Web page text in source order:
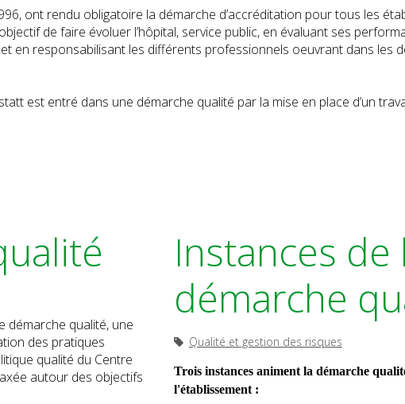
ont rendu obligatoire la démarche d’accréditation pour tous les
de faire évoluer l’hôpital, service public, en évaluant ses
en responsabilisant les différents professionnels oeuvrant dans les
est entré dans une démarche qualité par la mise en place d’un
démarche qualité, une
des pratiques
qualité du Centre
autour des objectifs
Instances de
démarche
Qualité et gestion des risques
Trois instances animent la démarche
l'établissement :